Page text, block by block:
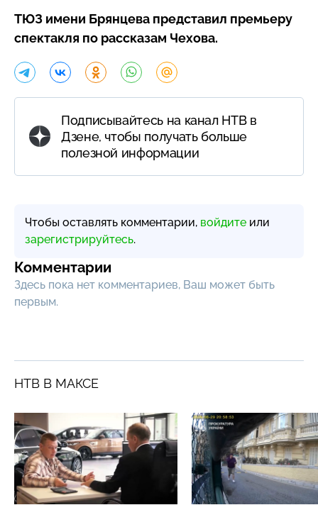
ТЮЗ имени Брянцева представил премьеру
спектакля по рассказам Чехова.
Подписывайтесь на канал НТВ в
Дзене, чтобы получать больше
полезной информации
Чтобы оставлять комментарии, войдите или
зарегистрируйтесь.
Комментарии
Здесь пока нет комментариев, Ваш может быть
первым.
НТВ В МАКСЕ